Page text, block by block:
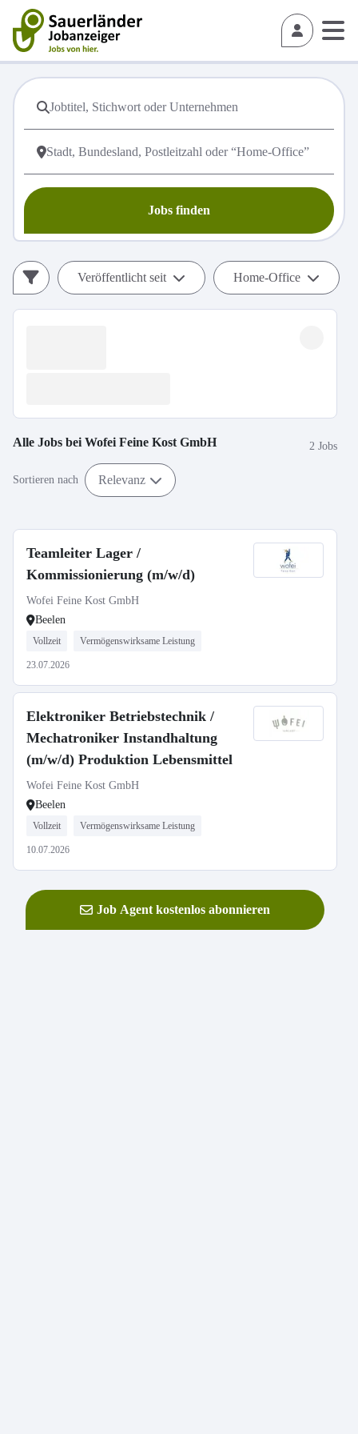
Jobs finden
Veröffentlicht seit Home-Office
Alle Jobs bei Wofei Feine Kost GmbH 2 Jobs
Sortieren nach Relevanz
Teamleiter Lager /
Kommissionierung (m/w/d)
Wofei Feine Kost GmbH
Beelen
Vollzeit Vermögenswirksame Leistung
23.07.2026
Elektroniker Betriebstechnik /
Mechatroniker Instandhaltung
(m/w/d) Produktion Lebensmittel
Wofei Feine Kost GmbH
Beelen
Vollzeit Vermögenswirksame Leistung
10.07.2026
Job Agent kostenlos abonnieren